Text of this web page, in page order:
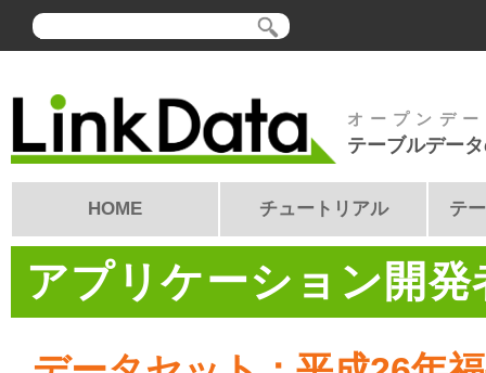
オープンデ
テーブルデー
HOME チュートリアル テ
アプリケーション開